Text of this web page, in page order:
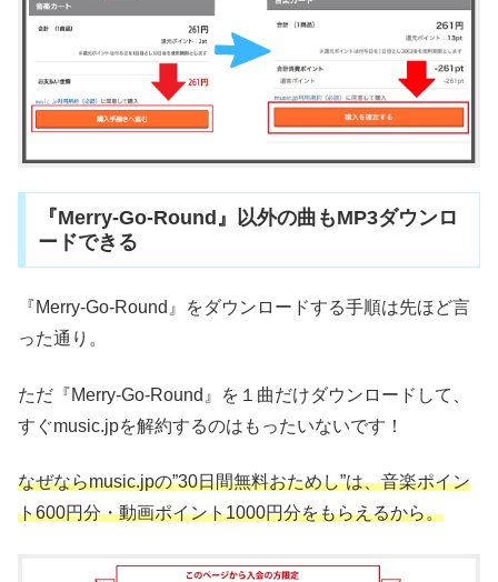
『Merry-Go-Round』以外の曲もMP3ダウンロ
ードできる
『Merry-Go-Round』をダウンロードする手順は先ほど言
った通り。
ただ『Merry-Go-Round』を１曲だけダウンロードして、
すぐmusic.jpを解約するのはもったいないです！
なぜならmusic.jpの”30日間無料おためし”は、音楽ポイン
ト600円分・動画ポイント1000円分をもらえるから。